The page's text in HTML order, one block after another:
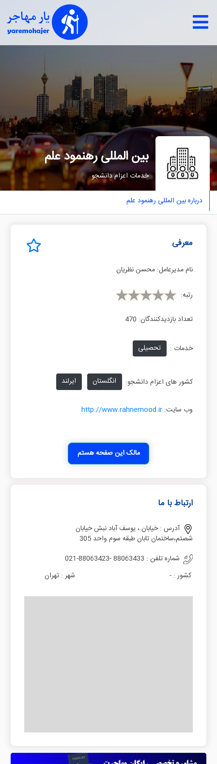
بین المللی رهنمود علم
خدمات اعزام دانشجو
درباره بین المللی رهنمود علم
معرفی
نام مدیرعامل: محسن نظریان
رتبه:
تعداد بازدیدکنندگان: 470
خدمات : تحصیلی
کشور های اعزام دانشجو: انگلستان ایرلند
وب سایت: http://www.rahnemood.ir
مالک این صفحه هستم
ارتباط با ما
آدرس :خیابان ، یوسف آباد نبش خیابان
شصتم،ساختمان تابان طبقه سوم واحد 305
شماره تلفن : 021-88063423- 88063433
کشور :- شهر : تهران